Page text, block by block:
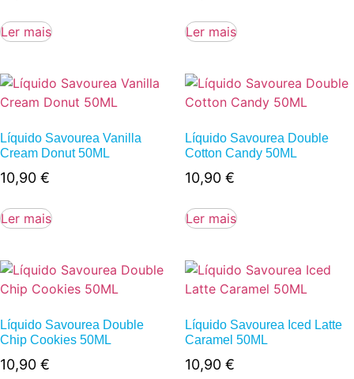
Ler mais Ler mais
Líquido Savourea Vanilla
Cream Donut 50ML
10,90 €
Ler mais
Líquido Savourea Double
Cotton Candy 50ML
10,90 €
Ler mais
Líquido Savourea Double
Chip Cookies 50ML
10,90 €
Líquido Savourea Iced Latte
Caramel 50ML
10,90 €